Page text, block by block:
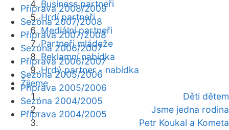
Business partneři
Hrdí partneři
Mediální partneři
Partneři mládeže
Reklamní nabídka
Hrdý partner - nabídka
Žijeme
Děti dětem
Jsme jedna rodina
Petr Koukal a Kometa
Příprava 2008/2009
Sezóna 2007/2008
Příprava 2007/2008
Sezóna 2006/2007
Příprava 2006/2007
Sezóna 2005/2006
Příprava 2005/2006
Sezóna 2004/2005
Příprava 2004/2005